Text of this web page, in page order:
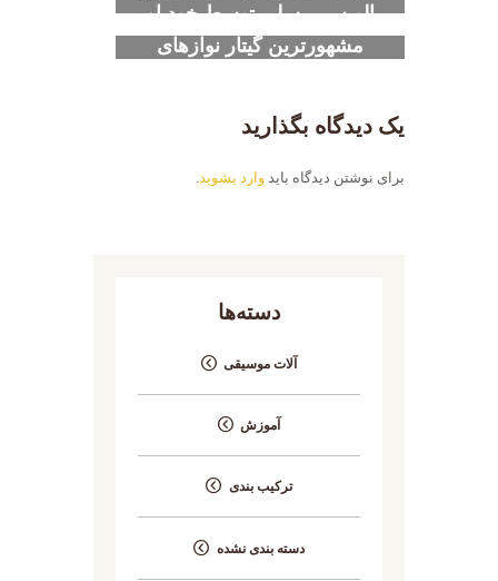
الویس پرسلی توسط خود او
نوشته نشده است.
1399-09-13
مشهورترین گیتار نوازهای
یک دیدگاه بگذارید
برای نوشتن دیدگاه باید وارد بشوید.
دسته‌ها
آلات موسیقی
آموزش
ترکیب بندی
دسته بندی نشده